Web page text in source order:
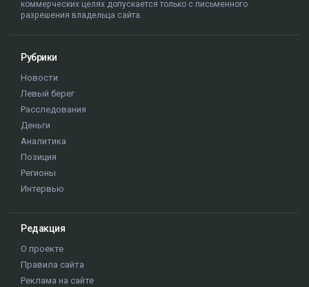
коммерческих целях допускается только с письменного
разрешения владельца сайта.
Рубрики
Новости
Левый берег
Расследования
Деньги
Аналитика
Позиция
Регионы
Интервью
Редакция
О проекте
Правила сайта
Реклама на сайте